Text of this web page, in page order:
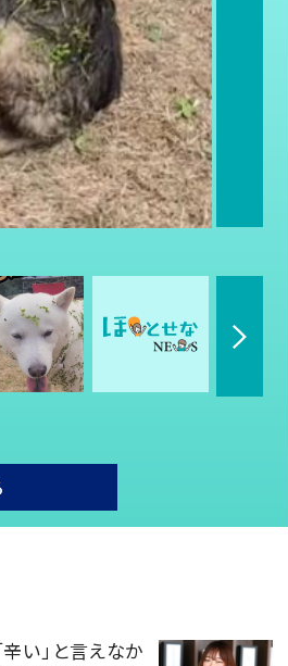
い」と言えなか